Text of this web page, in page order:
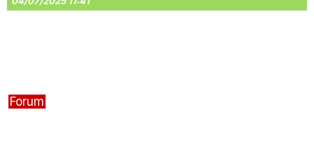
Forum